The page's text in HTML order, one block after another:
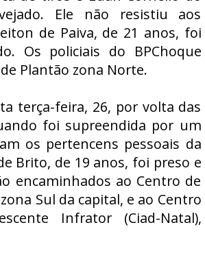
Ele não resistiu aos
de Paiva, de 21 anos, foi
Os policiais do BPChoque
Plantão zona Norte.
terça-feira, 26, por volta das
foi supreendida por um
os pertencens pessoais da
Brito, de 19 anos, foi preso e
encaminhados ao Centro de
Sul da capital, e ao Centro
Infrator (Ciad-Natal),